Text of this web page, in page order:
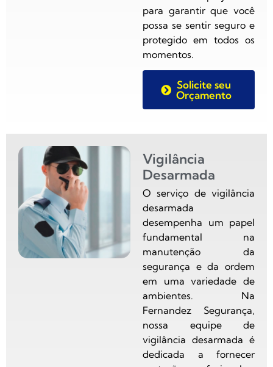
para garantir que você
possa se sentir seguro e
protegido em todos os
momentos.
Solicite seu
Orçamento
Vigilância
Desarmada
O serviço de vigilância
desarmada
desempenha um papel
fundamental na
manutenção da
segurança e da ordem
em uma variedade de
ambientes. Na
Fernandez Segurança,
nossa equipe de
vigilância desarmada é
dedicada a fornecer